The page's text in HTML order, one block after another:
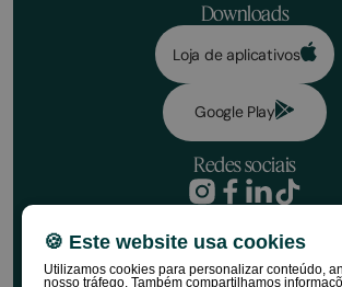
Downloads
Loja de aplicativos
Google Play
Redes sociais
Condições de reserva
Aviso de responsabilidade
Política de mídia social
🍪 Este website usa cookies
Utilizamos cookies para personalizar conteúdo,
nosso tráfego. Também compartilhamos